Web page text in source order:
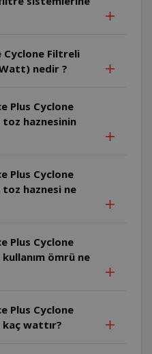
Cyclone Filtreli
nedir ?
Plus Cyclone
haznesinin
Plus Cyclone
haznesi ne
Plus Cyclone
ömrü ne
Plus Cyclone
wattır?